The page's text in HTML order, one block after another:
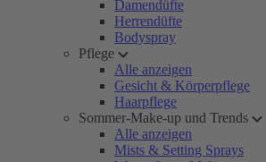
Damendüfte
Herrendüfte
Bodyspray
Pflege
Alle anzeigen
Gesicht & Körperpflege
Haarpflege
Sommer-Make-up und Trends
Alle anzeigen
Mists & Setting Sprays